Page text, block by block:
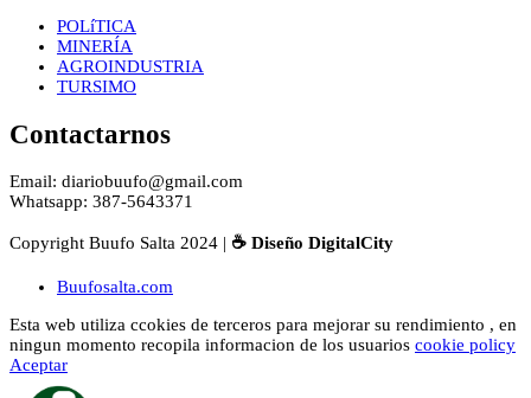
POLíTICA
MINERÍA
AGROINDUSTRIA
TURSIMO
Contactarnos
Email: diariobuufo@gmail.com
Whatsapp: 387-5643371
Copyright Buufo Salta 2024 | ☕ Diseño DigitalCity
Buufosalta.com
Esta web utiliza ccokies de terceros para mejorar su rendimiento , en
ningun momento recopila informacion de los usuarios cookie policy
Aceptar